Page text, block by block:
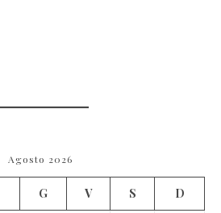
Agosto 2026
G V S
D